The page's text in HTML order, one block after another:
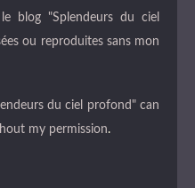
blog "Splendeurs du ciel
ou reproduites sans mon
du ciel profond" can
my permission.